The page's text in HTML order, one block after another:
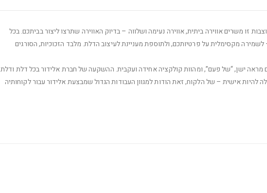
זו משרים אווירה ביתית, אווירה נעימה ושלווה – בדיוק האווירה שתרצו ליצור בביתכם. בכל
מקסימלית על פרטיותכם, ולתוספת מעניינת לעיצוב הדלת. מלבד הזכוכיות, הסורגים
ישן, “של פעם”, ומהוות קולקציה אחידה ועקבית. ההשקעה של חברת אלידור בכל דלת ודלת
להיות אישית – של הלקוח, זאת הודות למגוון העבודות הגדול שמבצעת אלידור עבור לקוחותיה